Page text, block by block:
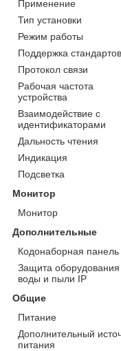
Применение
Тип установки
Режим работы
Поддержка стандартов
Протокол связи
Рабочая частота
устройства
Взаимодействие с
идентификаторами
Дальность чтения
Индикация
Подсветка
Монитор
Монитор
Дополнительные
Кодонаборная панель
Защита оборудования
воды и пыли IP
Общие
Питание
Дополнительный
питания